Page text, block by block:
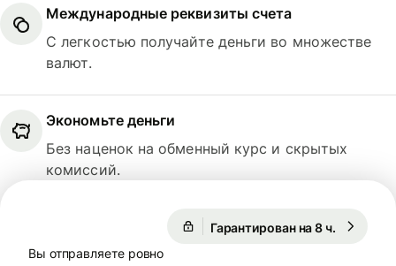
Международные реквизиты счета
С легкостью получайте деньги во множестве
валют.
Экономьте деньги
Без наценок на обменный курс и скрытых
комиссий.
Гарантирован на 8 ч.
Вы отправляете ровно